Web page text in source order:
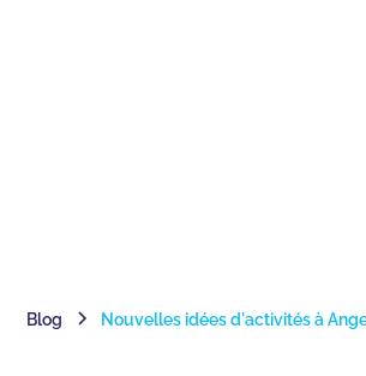
Blog Nouvelles idées d'activités à